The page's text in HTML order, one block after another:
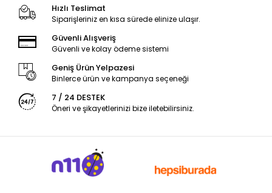
Hızlı Teslimat
Siparişleriniz en kısa sürede elinize ulaşır.
Güvenli Alışveriş
Güvenli ve kolay ödeme sistemi
Geniş Ürün Yelpazesi
Binlerce ürün ve kampanya seçeneği
7 / 24 DESTEK
Öneri ve şikayetlerinizi bize iletebilirsiniz.